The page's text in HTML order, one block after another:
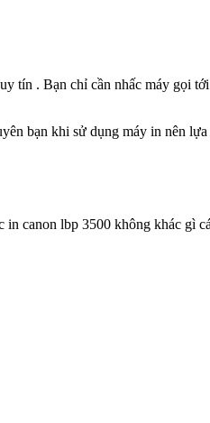
tín . Bạn chỉ cần nhấc máy gọi
bạn khi sử dụng máy in nên
canon lbp 3500 không khác gì